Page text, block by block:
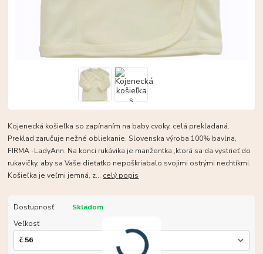
Kojenecká košieľka so zapínaním na baby cvoky, celá prekladaná.
Preklad zaručuje nežné obliekanie. Slovenska výroba 100% bavlna,
FIRMA -LadyAnn. Na konci rukávika je manžentka ,ktorá sa da vystrieť do
rukavičky, aby sa Vaše dieťatko nepoškriabalo svojimi ostrými nechtíkmi.
Košieľka je veľmi jemná, z... celý popis
Dostupnosť
Skladom
Veľkosť